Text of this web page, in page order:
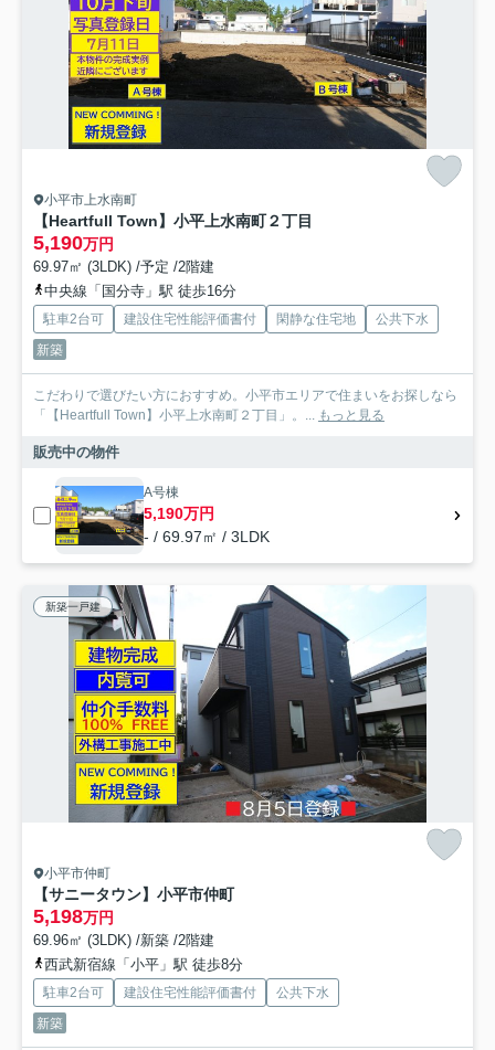
小平市上水南町
【Heartfull Town】小平上水南町２丁目
5,190万円
69.97㎡ (3LDK) /予定 /2階建
中央線「国分寺」駅 徒歩16分
駐車2台可 建設住宅性能評価書付 閑静な住宅地
公共下水
新築
こだわりで選びたい方におすすめ。小平市エリアで住まいをお探しなら
「【Heartfull Town】小平上水南町２丁目」。... もっと見る
販売中の物件
A号棟
5,190万円
- / 69.97㎡ / 3LDK
新築一戸建
小平市仲町
【サニータウン】小平市仲町
5,198万円
69.96㎡ (3LDK) /新築 /2階建
西武新宿線「小平」駅 徒歩8分
駐車2台可 建設住宅性能評価書付
公共下水
新築